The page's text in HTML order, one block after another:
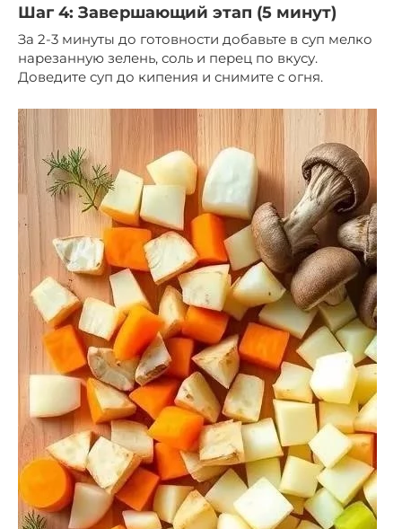
Шаг 4: Завершающий этап (5 минут)
За 2-3 минуты до готовности добавьте в суп мелко
нарезанную зелень, соль и перец по вкусу.
Доведите суп до кипения и снимите с огня.